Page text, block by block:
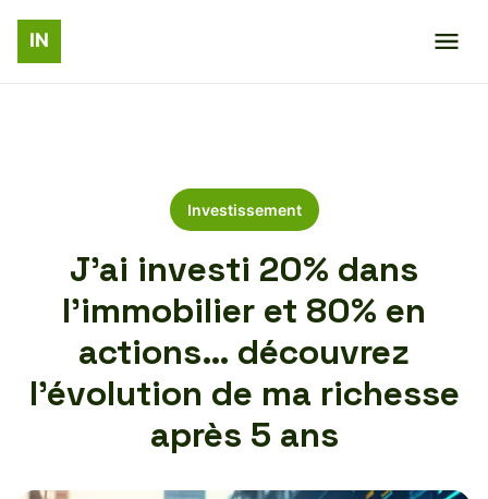
Investissement
J’ai investi 20% dans
l’immobilier et 80% en
actions… découvrez
l’évolution de ma richesse
après 5 ans